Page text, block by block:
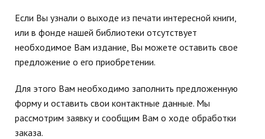
Если Вы узнали о выходе из печати интересной книги,
или в фонде нашей библиотеки отсутствует
необходимое Вам издание, Вы можете оставить свое
предложение о его приобретении.
Для этого Вам необходимо заполнить предложенную
форму и оставить свои контактные данные. Мы
рассмотрим заявку и сообщим Вам о ходе обработки
заказа.